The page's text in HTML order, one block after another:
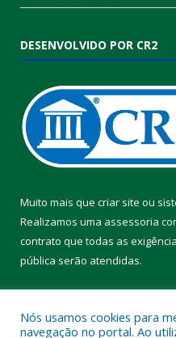
DESENVOLVIDO POR CR2
Muito mais que criar site ou
Realizamos uma assessoria
contrato que todas as
pública serão atendidas.
Nós usamos cookies para
navegação no portal. Ao